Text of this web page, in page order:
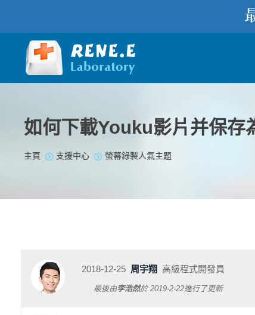
如何下載Youku影片并保存
您在此处：
主頁 支援中心 螢幕錄製人氣主題
2018-12-25 周宇翔 高級程式開發員
最後由李浩然於2019-2-22進行了更新